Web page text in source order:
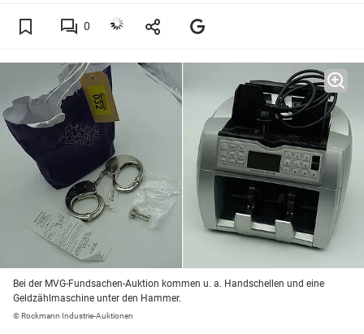
0
Bei der MVG-Fundsachen-Auktion kommen u. a. Handschellen und eine
Geldzählmaschine unter den Hammer.
© Rockmann Industrie-Auktionen